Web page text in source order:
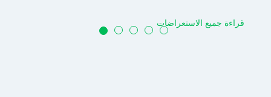
قراءة جميع الاستعراضات